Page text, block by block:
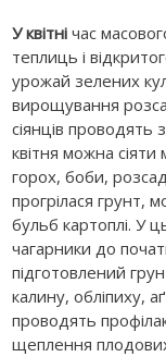
У квітні час
теплиць і
урожай зелених
вирощування
сіянців проводять
квітня можна
горох, боби,
прогрілася грунт,
бульб картоплі. У
чагарники до
підготовлений
калину, обліпиху,
проводять
щеплення